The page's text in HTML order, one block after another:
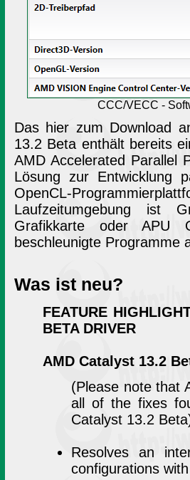
CCC/VECC -
Das hier zum Download
13.2 Beta enthält bereits
AMD Accelerated Parallel
Lösung zur Entwicklung
OpenCL-
Laufzeitumgebung ist
Grafikkarte oder APU
beschleunigte Programme
Was ist neu?
FEATURE
BETA DRIVER
AMD Catalyst 13.2
(Please note that
all of the fixes
Catalyst 13.2
Resolves an
configurations